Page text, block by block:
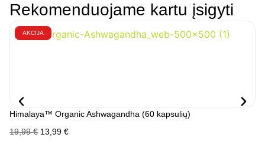
Rekomenduojame kartu įsigyti
AKCIJA
Himalaya™ Organic Ashwagandha (60 kapsulių)
19,99€ 13,99 €